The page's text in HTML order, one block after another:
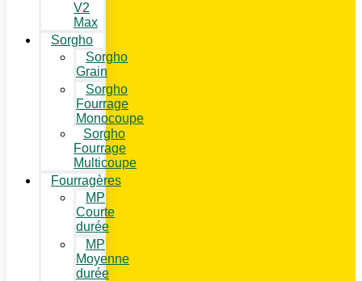
V2
Max
Sorgho
Sorgho
Grain
Sorgho
Fourrage
Monocoupe
Sorgho
Fourrage
Multicoupe
Fourragères
MP
Courte
durée
MP
Moyenne
durée